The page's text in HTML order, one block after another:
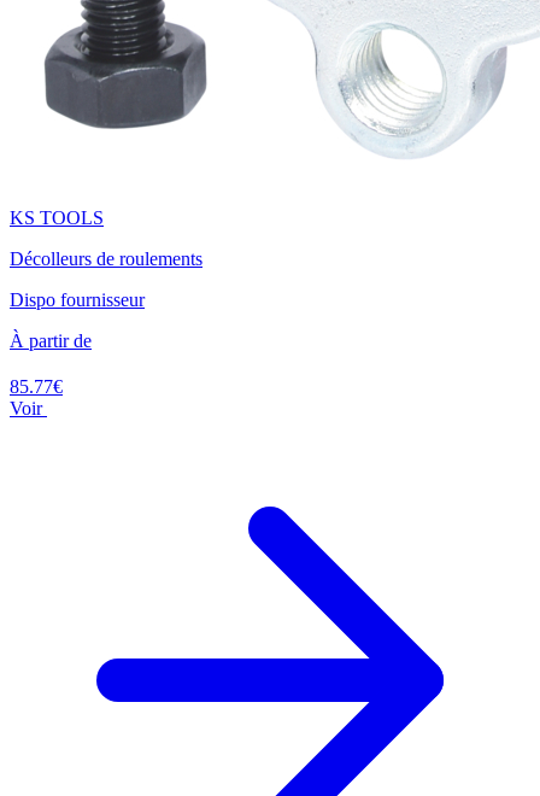
KS TOOLS
Décolleurs de roulements
Dispo fournisseur
À partir de
85.77€
Voir